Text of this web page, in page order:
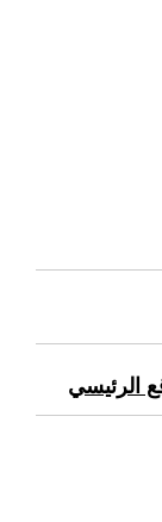
الرئيسي